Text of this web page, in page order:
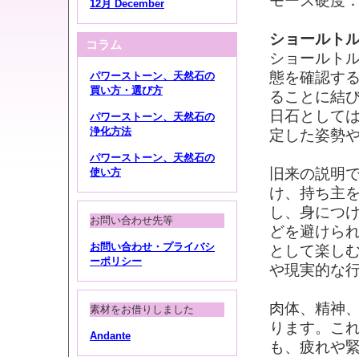
12月 December
コラム
パワーストーン、天然石の
買い方・選び方
パワーストーン、天然石の
浄化方法
パワーストーン、天然石の
使い方
お問い合わせ先等
お問い合わせ・プライバシ
ーポリシー
素材をお借りしました
Andante
ショールト
ショールト
態を確認す
ることに結
日石として
定した姿勢
旧来の説明
け、持ち主
し、身につ
どを避けら
として楽し
や現実的な
肉体、精神
ります。こ
も、疲れや